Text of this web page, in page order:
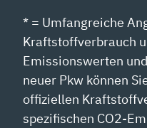
* = Umfangreiche
Kraftstoffverbrauch
Emissionswerten
neuer Pkw können
offiziellen
spezifischen CO2-